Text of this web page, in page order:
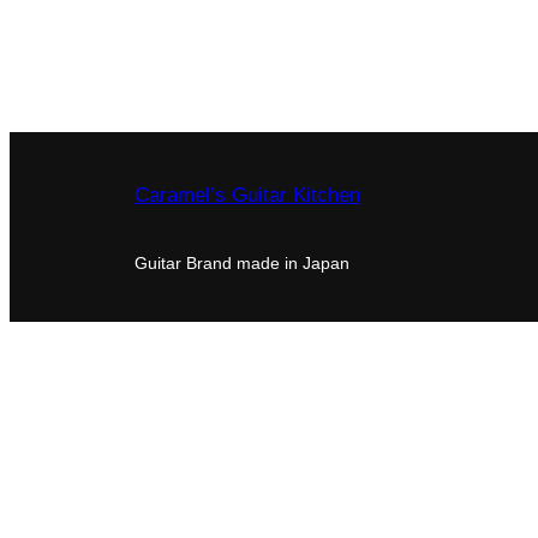
Caramel’s Guitar Kitchen
Guitar Brand made in Japan